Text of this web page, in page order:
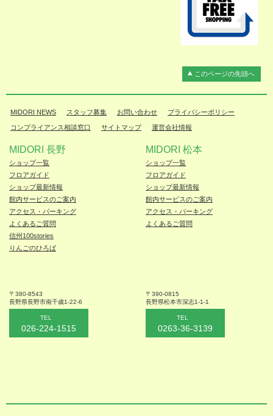
このページの先頭へ
MIDORI NEWS スタッフ募集 お問い合わせ プライバシーポリシー
コンプライアンス相談窓口 サイトマップ 運営会社情報
MIDORI 長野
ショップ一覧
フロアガイド
ショップ最新情報
館内サービスのご案内
アクセス・パーキング
よくあるご質問
信州100stories
りんごのひろば
〒380-8543
長野県長野市南千歳1-22-6
TEL
026-224-1515
MIDORI 松本
ショップ一覧
フロアガイド
ショップ最新情報
館内サービスのご案内
アクセス・パーキング
よくあるご質問
〒390-0815
長野県松本市深志1-1-1
TEL
0263-36-3139